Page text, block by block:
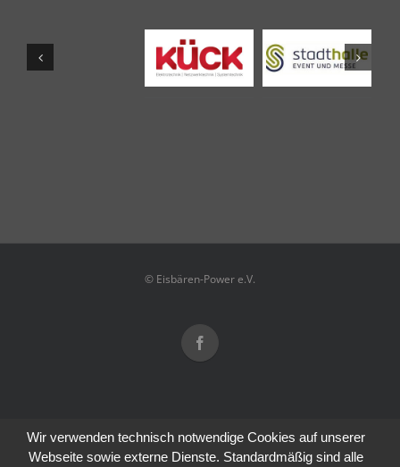
© Eisbären-Power e.V.
Wir verwenden technisch notwendige Cookies auf unserer
Webseite sowie externe Dienste. Standardmäßig sind alle